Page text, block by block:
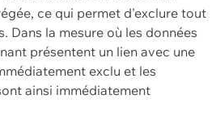
ce qui permet d'exclure tout
Dans la mesure où les données
présentent un lien avec une
exclu et les
ainsi immédiatement